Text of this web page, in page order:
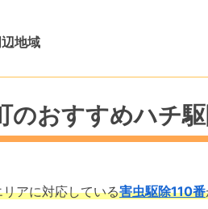
地域
のおすすめハチ
アに対応している害虫駆除110番